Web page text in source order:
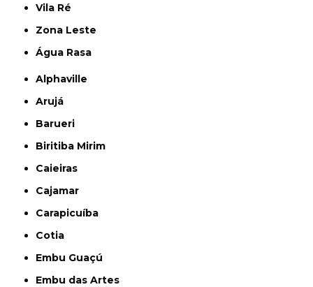
Vila Ré
Zona Leste
Água Rasa
Alphaville
Arujá
Barueri
Biritiba Mirim
Caieiras
Cajamar
Carapicuíba
Cotia
Embu Guaçú
Embu das Artes